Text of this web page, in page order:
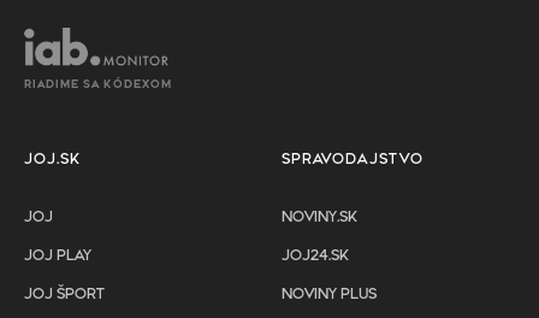
RIADIME SA KÓDEXOM
JOJ.SK
JOJ
JOJ PLAY
JOJ ŠPORT
SPRAVODAJSTVO
NOVINY.SK
JOJ24.SK
NOVINY PLUS